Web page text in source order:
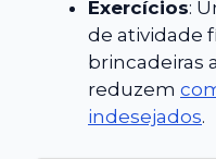
Exercícios:
de atividade
brincadeiras
reduzem
indesejados.